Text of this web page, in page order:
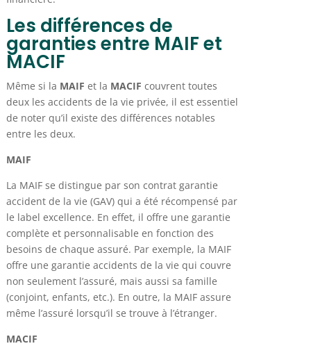
Les différences de
garanties entre MAIF et
MACIF
Même si la MAIF et la MACIF couvrent toutes
deux les accidents de la vie privée, il est essentiel
de noter qu’il existe des différences notables
entre les deux.
MAIF
La MAIF se distingue par son contrat garantie
accident de la vie (GAV) qui a été récompensé par
le label excellence. En effet, il offre une garantie
complète et personnalisable en fonction des
besoins de chaque assuré. Par exemple, la MAIF
offre une garantie accidents de la vie qui couvre
non seulement l’assuré, mais aussi sa famille
(conjoint, enfants, etc.). En outre, la MAIF assure
même l’assuré lorsqu’il se trouve à l’étranger.
MACIF